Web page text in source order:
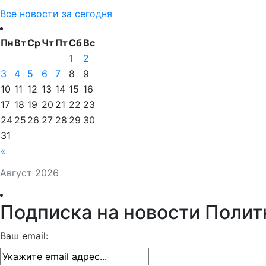
Все новости за сегодня
Август 2026
ПнВтСрЧтПтСбВс
«
1
2
3
4 5 6 7 8
9
10 11 12 13 14 15 16
17 18 19 20 21 22 23
24 25 26 27 28 29 30
31
Подписка на новости
Ваш email: